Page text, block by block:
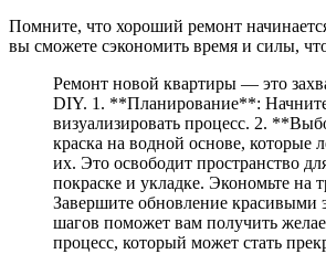
Помните, что хороший ремонт
вы сможете сэкономить время и силы,
Ремонт новой квартиры — это
DIY. 1. **Планирование**: Начните
визуализировать процесс. 2.
краска на водной основе, которые
их. Это освободит пространство
покраске и укладке. Экономьте на
Завершите обновление красивыми
шагов поможет вам получить
процесс, который может стать